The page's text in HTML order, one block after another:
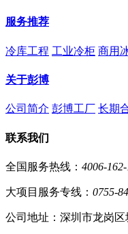
服务推荐
冷库工程 工业冷柜 商用
关于彭博
公司简介 彭博工厂 长期
联系我们
全国服务热线： 4006-
大项目服务专线： 0755-
公司地址：深圳市龙岗